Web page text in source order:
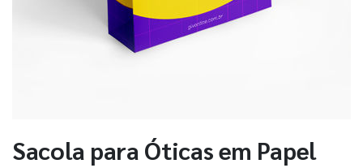
Sacola para Óticas em Papel